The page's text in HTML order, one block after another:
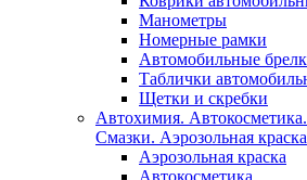
Манометры
Номерные рамки
Автомобильные
Таблички
Щетки и скребки
Автохимия.
Смазки. Аэрозольная краска
Аэрозольная краска
Автокосметика